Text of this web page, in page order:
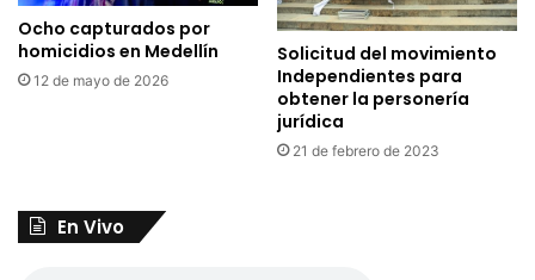
Ocho capturados por
homicidios en Medellín
12 de mayo de 2026
Solicitud del movimiento
Independientes para
obtener la personería
jurídica
21 de febrero de 2023
En Vivo